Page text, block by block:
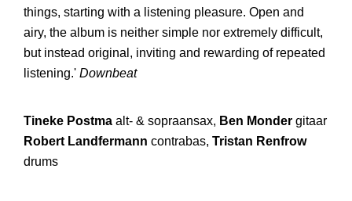
things, starting with a listening pleasure. Open and
airy, the album is neither simple nor extremely difficult,
but instead original, inviting and rewarding of repeated
listening.' Downbeat
Tineke Postma alt- & sopraansax, Ben Monder gitaar
Robert Landfermann contrabas, Tristan Renfrow
drums